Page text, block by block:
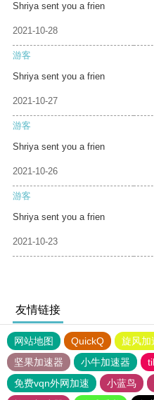
Shriya sent you a frien
2021-10-28
游客
Shriya sent you a frien
2021-10-27
游客
Shriya sent you a frien
2021-10-26
游客
Shriya sent you a frien
2021-10-23
友情链接
网站地图 QuickQ 旋风加
坚果加速器
小牛加速器
免费vqn外网加速
小蓝鸟